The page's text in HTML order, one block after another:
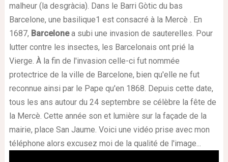
malheur (la desgràcia). Dans le Barri Gòtic du bas
Barcelone, une basilique1 est consacré à la Mercè .
En
1687, Barcelonea subi une invasion de sauterelles. Pour
lutter contre les insectes, les Barcelonais ont prié la
Vierge. À la fin de l'invasion celle-ci fut nommée
protectrice de la ville de Barcelone, bien qu'elle ne fut
reconnue ainsi par le Pape qu'en 1868. Depuis cette date,
tous les ans autour du 24 septembre se célèbre la fête de
la Mercè. Cette année son et lumière sur la façade de la
mairie, place San Jaume. Voici une vidéo prise avec mon
téléphone alors excusez moi de la qualité de l'image...